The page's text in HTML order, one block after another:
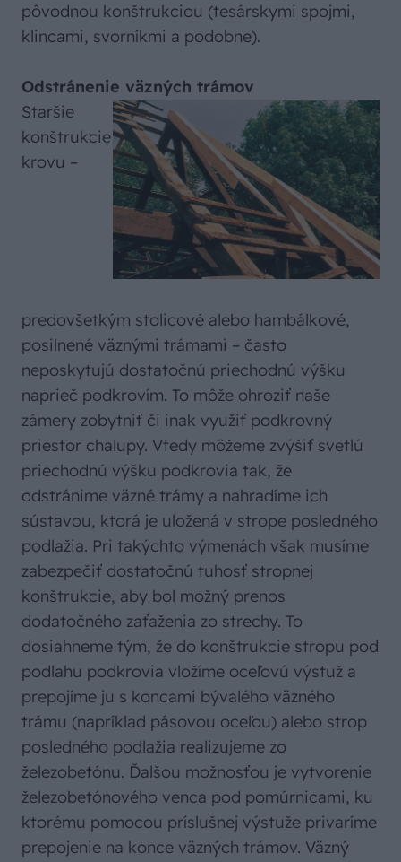
pôvodnou konštrukciou (tesárskymi spojmi,
klincami, svorníkmi a podobne).
Odstránenie väzných trámov
Staršie
konštrukcie
krovu –
predovšetkým stolicové alebo hambálkové,
posilnené väznými trámami – často
neposkytujú dostatočnú priechodnú výšku
naprieč podkrovím. To môže ohroziť naše
zámery zobytniť či inak využiť podkrovný
priestor chalupy. Vtedy môžeme zvýšiť svetlú
priechodnú výšku podkrovia tak, že
odstránime väzné trámy a nahradíme ich
sústavou, ktorá je uložená v strope posledného
podlažia. Pri takýchto výmenách však musíme
zabezpečiť dostatočnú tuhosť stropnej
konštrukcie, aby bol možný prenos
dodatočného zaťaženia zo strechy. To
dosiahneme tým, že do konštrukcie stropu pod
podlahu podkrovia vložíme oceľovú výstuž a
prepojíme ju s koncami bývalého väzného
trámu (napríklad pásovou oceľou) alebo strop
posledného podlažia realizujeme zo
železobetónu. Ďalšou možnosťou je vytvorenie
železobetónového venca pod pomúrnicami, ku
ktorému pomocou príslušnej výstuže privaríme
prepojenie na konce väzných trámov. Väzný